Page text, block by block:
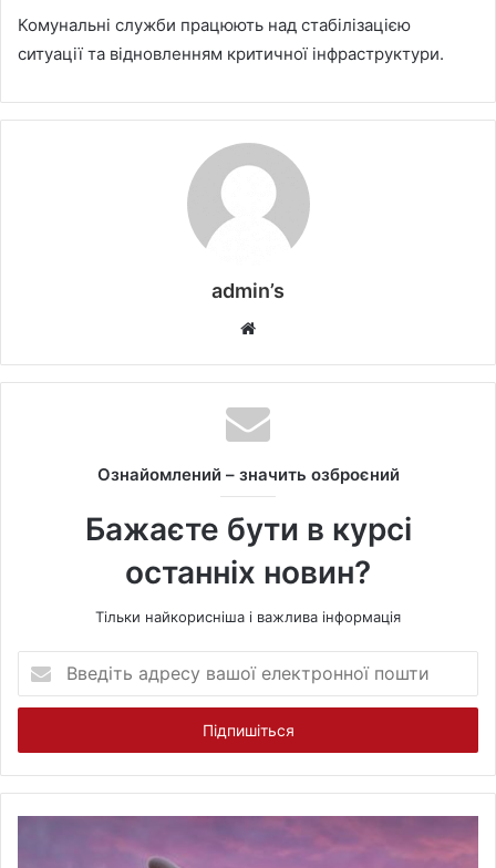
Комунальні служби працюють над стабілізацією
ситуації та відновленням критичної інфраструктури.
admin’s
b
s
i
e
Ознайомлений – значить озброєний
Бажаєте бути в курсі
останніх новин?
Тільки найкорисніша і важлива інформація
е
і
т